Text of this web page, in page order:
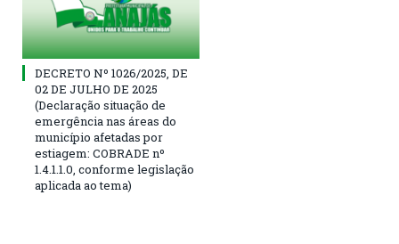
DECRETO Nº 1026/2025, DE
02 DE JULHO DE 2025
(Declaração situação de
emergência nas áreas do
município afetadas por
estiagem: COBRADE nº
1.4.1.1.0, conforme legislação
aplicada ao tema)